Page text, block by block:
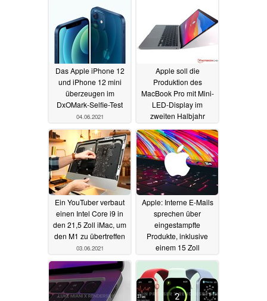
06.06.2021
Das Apple iPhone 12
und iPhone 12 mini
überzeugen im
DxOMark-Selfie-Test
04.06.2021
Apple soll die
Produktion des
MacBook Pro mit Mini-
LED-Display im
zweiten Halbjahr
starten04.06.2021
Ein YouTuber verbaut
einen Intel Core i9 in
den 21,5 Zoll iMac, um
den M1 zu übertreffen
03.06.2021
Apple: Interne E-Mails
sprechen über
eingestampfte
Produkte, inklusive
einem 15 Zoll
MacBook Air03.06.2021